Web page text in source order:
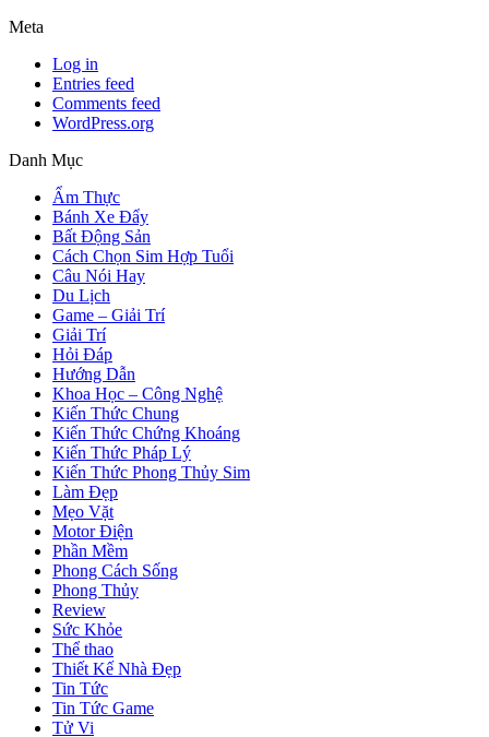
Meta
Log in
Entries feed
Comments feed
WordPress.org
Danh Mục
Ẩm Thực
Bánh Xe Đẩy
Bất Động Sản
Cách Chọn Sim Hợp Tuổi
Câu Nói Hay
Du Lịch
Game – Giải Trí
Giải Trí
Hỏi Đáp
Hướng Dẫn
Khoa Học – Công Nghệ
Kiến Thức Chung
Kiến Thức Chứng Khoáng
Kiến Thức Pháp Lý
Kiến Thức Phong Thủy Sim
Làm Đẹp
Mẹo Vặt
Motor Điện
Phần Mềm
Phong Cách Sống
Phong Thủy
Review
Sức Khỏe
Thể thao
Thiết Kế Nhà Đẹp
Tin Tức
Tin Tức Game
Tử Vi